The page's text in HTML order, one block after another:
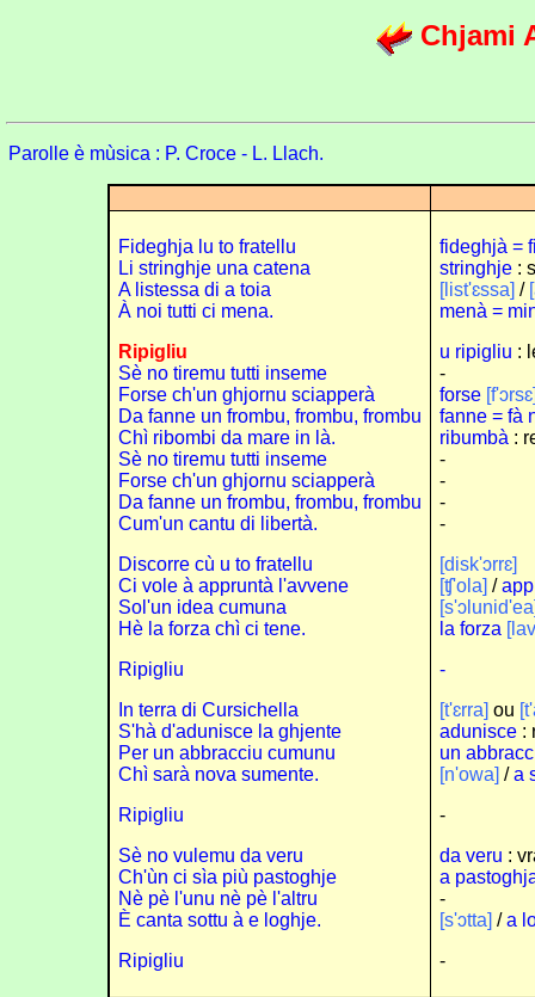
Chjami
Parolle è mùsica : P. Croce - L. Llach.
Fideghja lu to fratellu
Li stringhje una catena
A listessa di a toia
À noi tutti ci mena.
Ripigliu
Sè no tiremu tutti inseme
Forse ch'un ghjornu sciapperà
Da fanne un frombu, frombu, frombu
Chì ribombi da mare in là.
Sè no tiremu tutti inseme
Forse ch'un ghjornu sciapperà
Da fanne un frombu, frombu, frombu
Cum'un cantu di libertà.
Discorre cù u to fratellu
Ci vole à appruntà l'avvene
Sol'un idea cumuna
Hè la forza chì ci tene.
Ripigliu
In terra di Cursichella
S'hà d'adunisce la ghjente
Per un abbracciu cumunu
Chì sarà nova sumente.
Ripigliu
Sè no vulemu da veru
Ch'ùn ci sìa più pastoghje
Nè pè l'unu nè pè l'altru
È canta sottu à e loghje.
Ripigliu
fideghjà =
stringhje:
[list'ɛssa] /
menà =
u ripigliu :
-
forse
fanne = fà
ribumbà :
-
-
-
-
[disk'ɔrrɛ]
[ʧ'ola] /
la forza
-
[t'ɛrra] ou
adunisce:
un
[n'owa] /a
-
da veru :
a
-
[s'ɔtta] /a
-